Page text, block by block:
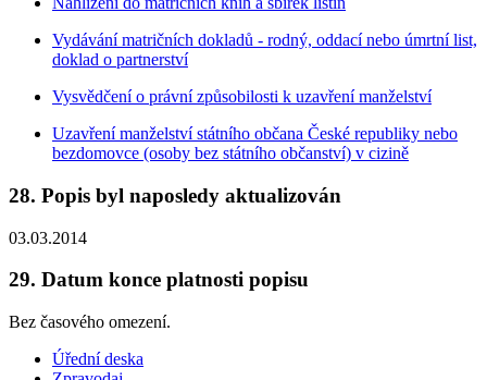
Vydávání matričních dokladů - rodný, oddací nebo úmrtní list,
doklad o partnerství
Vysvědčení o právní způsobilosti k uzavření manželství
Uzavření manželství státního občana České republiky nebo
bezdomovce (osoby bez státního občanství) v cizině
28. Popis byl naposledy aktualizován
03.03.2014
29. Datum konce platnosti popisu
Bez časového omezení.
Úřední deska